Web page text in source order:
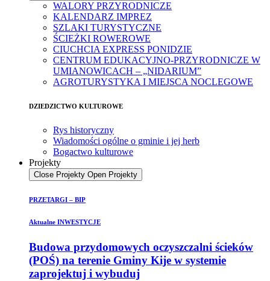
WALORY PRZYRODNICZE
KALENDARZ IMPREZ
SZLAKI TURYSTYCZNE
ŚCIEŻKI ROWEROWE
CIUCHCIA EXPRESS PONIDZIE
CENTRUM EDUKACYJNO-PRZYRODNICZE W
UMIANOWICACH – „NIDARIUM”
AGROTURYSTYKA I MIEJSCA NOCLEGOWE
DZIEDZICTWO KULTUROWE
Rys historyczny
Wiadomości ogólne o gminie i jej herb
Bogactwo kulturowe
Projekty
Close Projekty Open Projekty
PRZETARGI – BIP
Aktualne INWESTYCJE
Budowa przydomowych oczyszczalni ścieków
(POŚ) na terenie Gminy Kije w systemie
zaprojektuj i wybuduj